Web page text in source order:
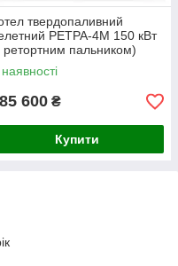
твердопаливний
РЕТРА-4М 150 кВт
ретортним пальником)
600 ₴
Купити